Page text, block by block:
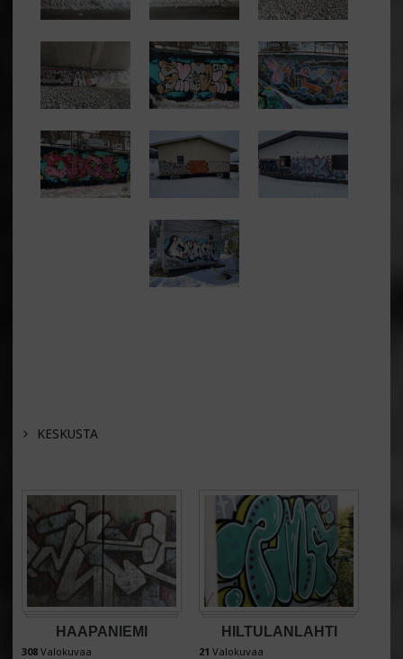
KESKUSTA
HAAPANIEMI
308 Valokuvaa
HILTULANLAHTI
21 Valokuvaa